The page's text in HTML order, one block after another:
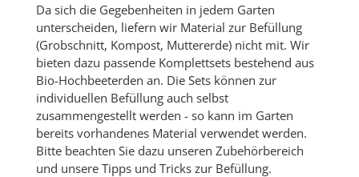
Da sich die Gegebenheiten in jedem Garten
unterscheiden, liefern wir Material zur Befüllung
(Grobschnitt, Kompost, Muttererde) nicht mit. Wir
bieten dazu passende Komplettsets bestehend aus
Bio-Hochbeeterden an. Die Sets können zur
individuellen Befüllung auch selbst
zusammengestellt werden - so kann im Garten
bereits vorhandenes Material verwendet werden.
Bitte beachten Sie dazu unseren Zubehörbereich
und unsere Tipps und Tricks zur Befüllung.